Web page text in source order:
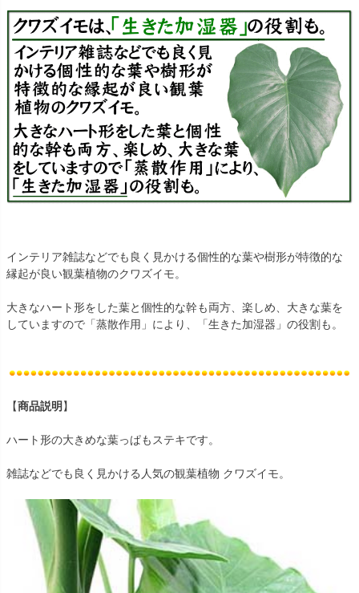
インテリア雑誌などでも良く見かける個性的な葉や樹形が特徴的な
縁起が良い観葉植物のクワズイモ。
大きなハート形をした葉と個性的な幹も両方、楽しめ、大きな葉を
していますので「蒸散作用」により、「生きた加湿器」の役割も。
【商品説明 】
ハート形の大きめな葉っぱもステキです。
雑誌などでも良く見かける人気の観葉植物 クワズイモ。